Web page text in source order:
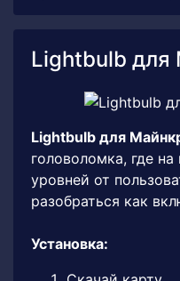
Lightbulb для
Lightbulb для
головоломка, где
уровней от
разобраться как
Установка: